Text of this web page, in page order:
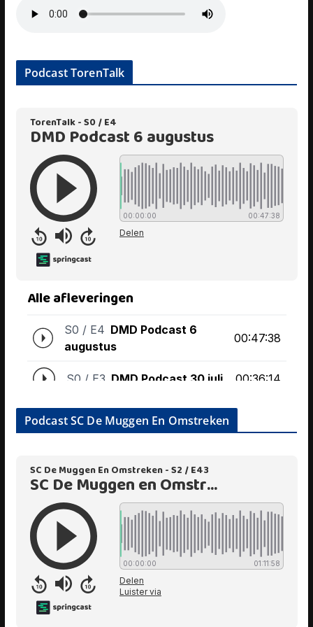
Podcast TorenTalk
Podcast SC De Muggen En Omstreken